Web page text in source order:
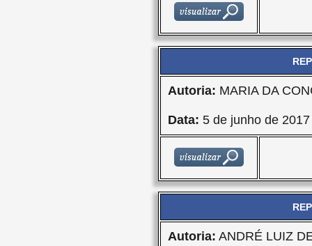
Autoria: MARIA DA
Data: 5 de junho de 2017
Autoria: ANDRÉ LUIZ